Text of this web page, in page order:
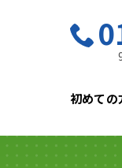
初めての